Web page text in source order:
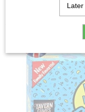
Spellen &
Bag 2 - Partyspel